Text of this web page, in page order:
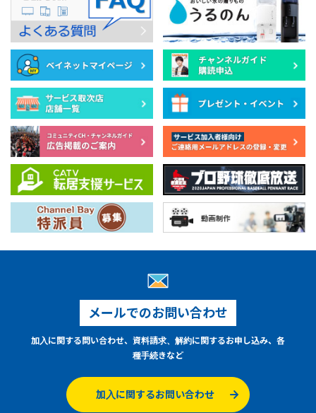
メールでのお問い合わせ
加入に関する問い合わせ、資料請求、解約に関するお申し込み、各
種手続きなど
加入に関するお問い合わせ